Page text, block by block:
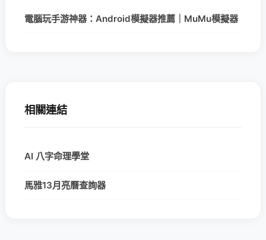
電腦玩手游神器：Android模擬器推薦｜MuMu模擬器
相關連結
AI 八字命理學堂
馬雅13月亮曆查詢器